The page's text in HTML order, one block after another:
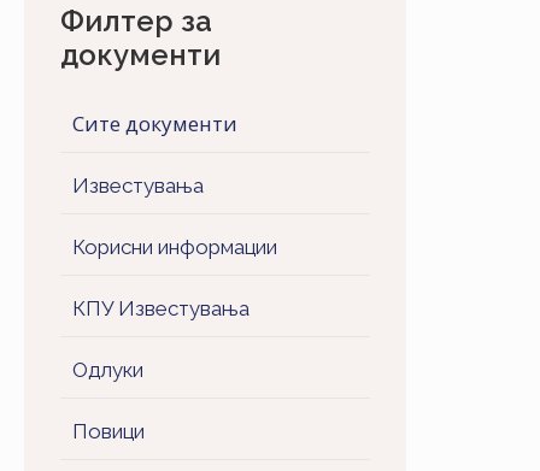
Филтер за
документи
Сите документи
Известувања
Корисни информации
КПУ Известувања
Одлуки
Повици